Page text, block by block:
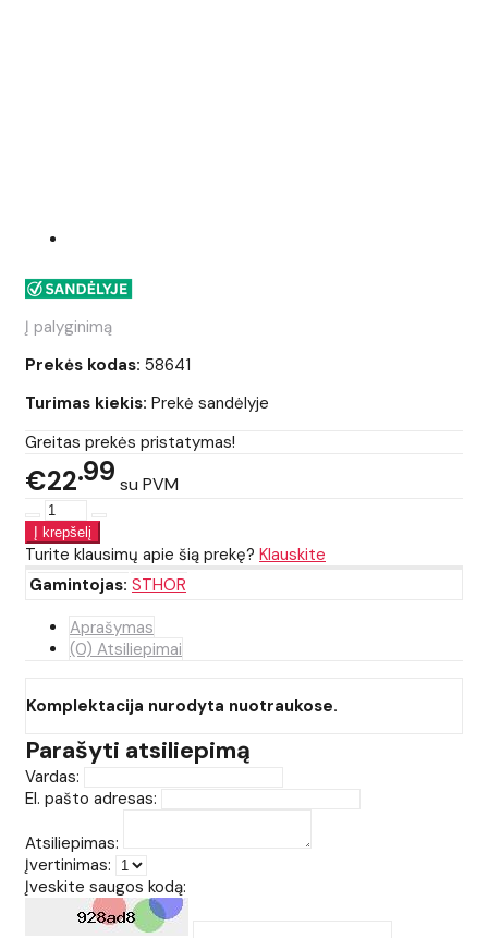
Į palyginimą
Prekės kodas: 58641
Turimas kiekis: Prekė sandėlyje
Greitas prekės pristatymas!
€22 99 su PVM
Turite klausimų apie šią prekę? Klauskite
Gamintojas: STHOR
Aprašymas
(0) Atsiliepimai
Komplektacija nurodyta nuotraukose.
Parašyti atsiliepimą
Vardas:
El. pašto adresas:
Atsiliepimas:
Įvertinimas:
Įveskite saugos kodą: